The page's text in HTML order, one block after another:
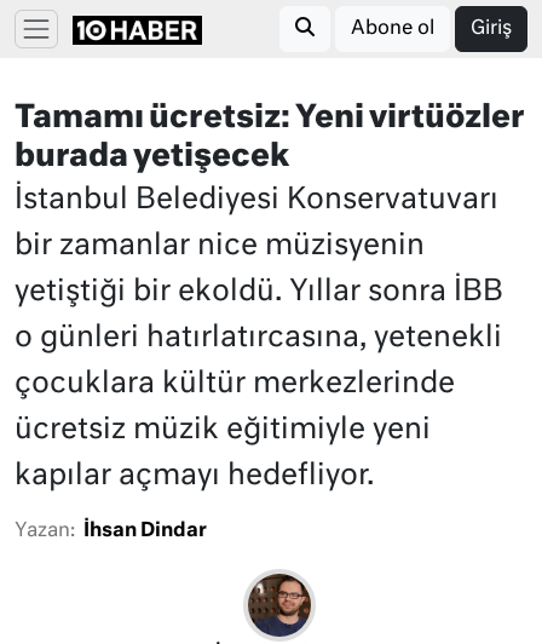
Abone ol Giriş
Tamamı ücretsiz: Yeni virtüözler
burada yetişecek
İstanbul Belediyesi Konservatuvarı
bir zamanlar nice müzisyenin
yetiştiği bir ekoldü. Yıllar sonra İBB
o günleri hatırlatırcasına, yetenekli
çocuklara kültür merkezlerinde
ücretsiz müzik eğitimiyle yeni
kapılar açmayı hedefliyor.
Yazan: İhsan Dindar